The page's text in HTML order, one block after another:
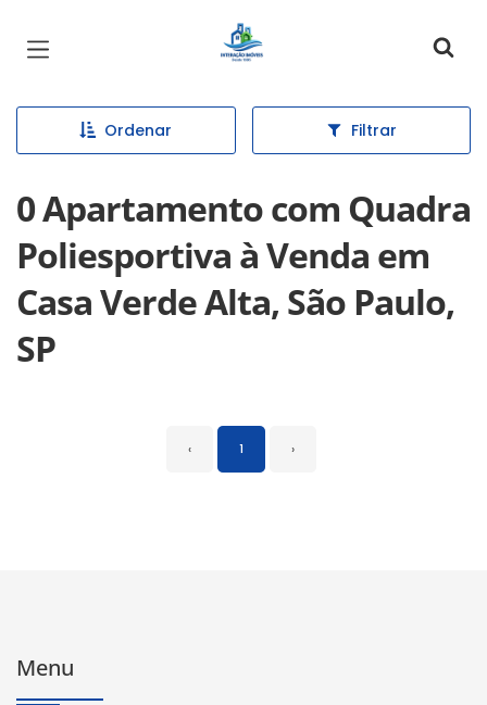
Página inicial
Ordenar Filtrar
0 Apartamento com Quadra
Poliesportiva à Venda em
Casa Verde Alta, São Paulo,
SP
‹ 1 ›
Menu